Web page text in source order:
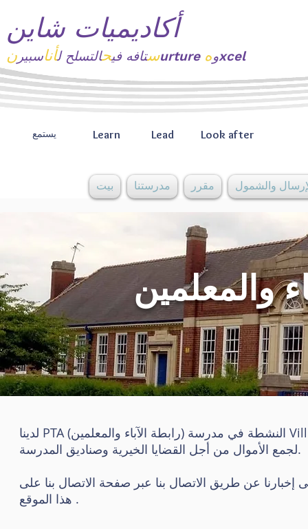
أكاديميات شاين
ستافه فيحالتسلح لأناسبير ن urture وه xcel
يستمع Learn Lead Look after
بيت مدرستنا مقرر والشمول
لدينا PTA (رابطة الآباء والمعلمين) النشطة في مدرسة Villiers الابتدائية والتي تهدف إلى تسهيل مشاركة الوالدين في المدرسة
لجمع الأموال من أجل القضايا الخيرية وصناديق المدرسة.
عن طريق الاتصال بنا عبر صفحة الاتصال بنا على
هذا الموقع .